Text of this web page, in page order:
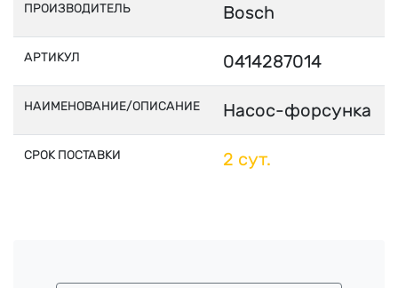
ПРОИЗВОДИТЕЛЬ Bosch
АРТИКУЛ 0414287014
НАИМЕНОВАНИЕ/ОПИСАНИЕ Насос-форсунка
СРОК ПОСТАВКИ 2 сут.